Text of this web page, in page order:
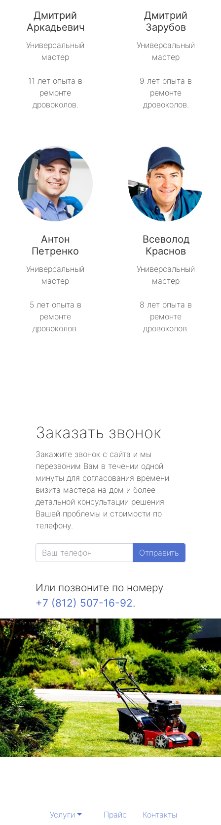
Дмитрий
Аркадьевич
Универсальный
мастер
11 лет опыта в
ремонте
дровоколов.
Дмитрий
Зарубов
Универсальный
мастер
9 лет опыта в
ремонте
дровоколов.
Антон
Петренко
Универсальный
мастер
5 лет опыта в
ремонте
дровоколов.
Всеволод
Краснов
Универсальный
мастер
8 лет опыта в
ремонте
дровоколов.
Заказать звонок
Закажите звонок с сайта и мы
перезвоним Вам в течении одной
минуты для согласования времени
визита мастера на дом и более
детальной консультации решения
Вашей проблемы и стоимости по
телефону.
Отправить
Или позвоните по номеру
+7 (812) 507-16-92.
Услуги Прайс Контакты